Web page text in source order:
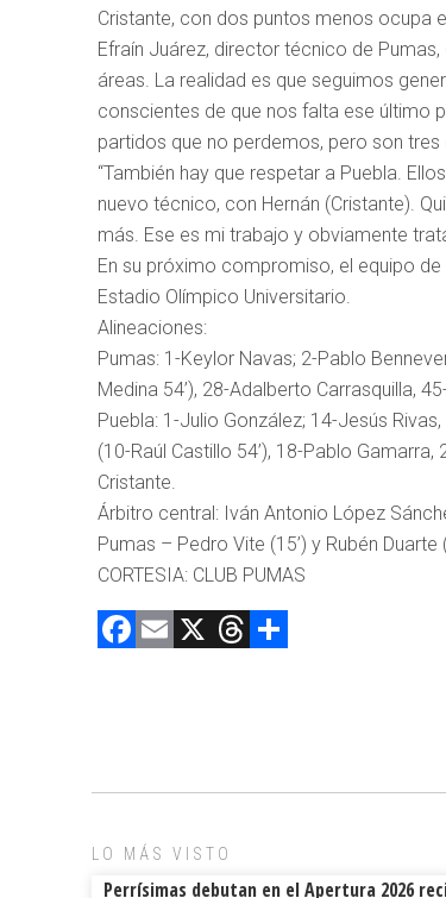
Cristante, con dos puntos menos ocupa
Efraín Juárez, director técnico de
áreas. La realidad es que seguimos
conscientes de que nos falta ese último
partidos que no perdemos, pero son
“También hay que respetar a Puebla.
nuevo técnico, con Hernán (Cristante).
más. Ese es mi trabajo y obviamente
En su próximo compromiso, el equipo
Estadio Olímpico Universitario.
Alineaciones:
Pumas: 1-Keylor Navas; 2-Pablo
Medina 54’), 28-Adalberto Carrasquilla,
Puebla: 1-Julio González; 14-Jesús
(10-Raúl Castillo 54’), 18-Pablo
Cristante.
Árbitro central: Iván Antonio López
Pumas – Pedro Vite (15’) y Rubén
CORTESIA: CLUB PUMAS
F
o
E X T
d ar
LO MÁS VISTO
Perrísimas debutan en el Apertura 2026